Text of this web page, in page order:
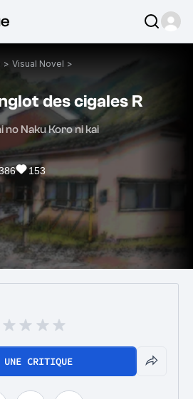
> Visual Novel >
des cigales R
no Naku Koro ni kai
153
UNE CRITIQUE